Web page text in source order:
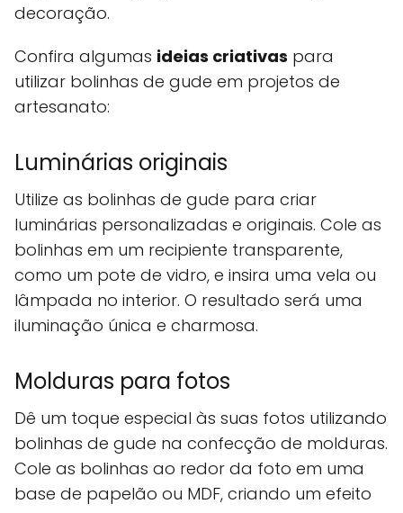
decoração.
Confira algumas ideias criativas para
utilizar bolinhas de gude em projetos de
artesanato:
Luminárias originais
Utilize as bolinhas de gude para criar
luminárias personalizadas e originais. Cole as
bolinhas em um recipiente transparente,
como um pote de vidro, e insira uma vela ou
lâmpada no interior. O resultado será uma
iluminação única e charmosa.
Molduras para fotos
Dê um toque especial às suas fotos utilizando
bolinhas de gude na confecção de molduras.
Cole as bolinhas ao redor da foto em uma
base de papelão ou MDF, criando um efeito